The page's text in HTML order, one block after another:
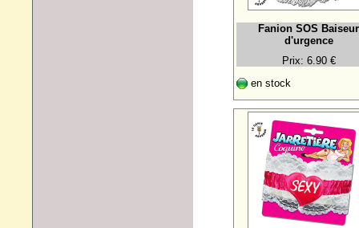
Fanion SOS Baiseur
d'urgence
Prix: 6.90 €
en stock